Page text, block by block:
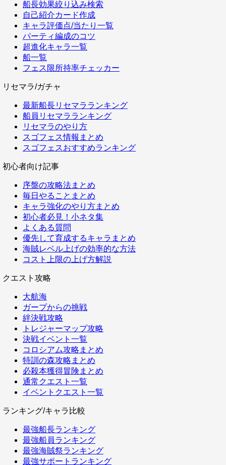
船長効果絞り込み検索
自己紹介カード作成
キャラ評価点/当たり一覧
パーティ編成のコツ
超進化キャラ一覧
船一覧
フェス限所持率チェッカー
リセマラ/ガチャ
最新船長リセマラランキング
船員リセマラランキング
リセマラのやり方
スゴフェス情報まとめ
スゴフェスおすすめランキング
初心者向け記事
序盤の攻略法まとめ
毎日やることまとめ
キャラ強化のやり方まとめ
初心者必見！小ネタ集
よくある質問
優先して育成するキャラまとめ
海賊レベル上げの効率的な方法
コスト上限の上げ方解説
クエスト攻略
大航海
ガープからの挑戦
絆決戦攻略
トレジャーマップ攻略
決戦イベント一覧
コロシアム攻略まとめ
特訓の森攻略まとめ
必殺本獲得冒険まとめ
通常クエスト一覧
イベントクエスト一覧
ランキング/キャラ比較
最強船長ランキング
最強船員ランキング
最強海賊祭ランキング
最強サポートランキング